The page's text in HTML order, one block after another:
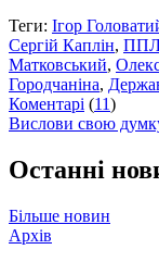
Теги: Ігор
Сергій Каплін, ППЛ
Матковський,
Городчаніна,
Коментарі (11)
Вислови свою
Останні
Більше новин
Архів